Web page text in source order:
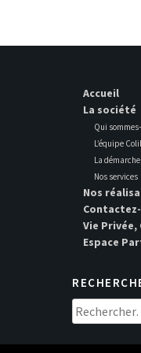
Accueil
La société
Qui
L’équipe
La
Nos services
Nos
Vie Privée,
Espace
Rechercher :